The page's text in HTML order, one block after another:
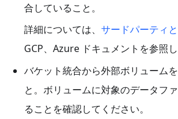
合していること。
詳細については、 サードパーティ
GCP、Azure ドキュメントを参照し
バケット統合から外部ボリューム
と。ボリュームに対象のデータフ
ることを確認してください。